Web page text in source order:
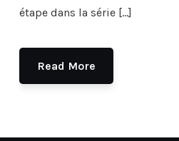
étape dans la série […]
Read More